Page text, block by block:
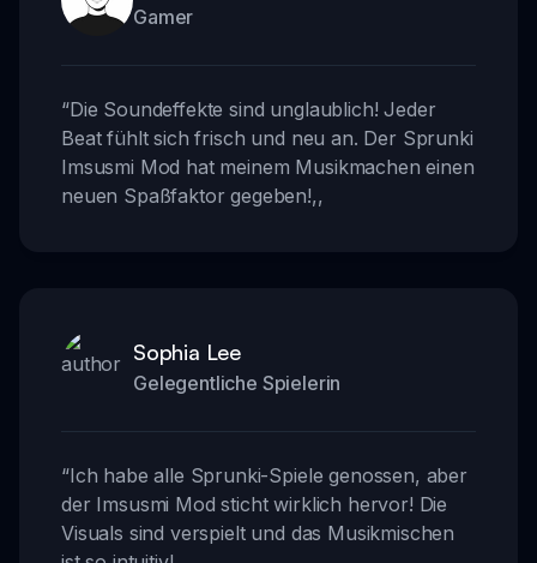
Gamer
“Die Soundeffekte sind unglaublich! Jeder
Beat fühlt sich frisch und neu an. Der Sprunki
Imsusmi Mod hat meinem Musikmachen einen
neuen Spaßfaktor gegeben!,,
Sophia Lee
Gelegentliche Spielerin
“Ich habe alle Sprunki-Spiele genossen, aber
der Imsusmi Mod sticht wirklich hervor! Die
Visuals sind verspielt und das Musikmischen